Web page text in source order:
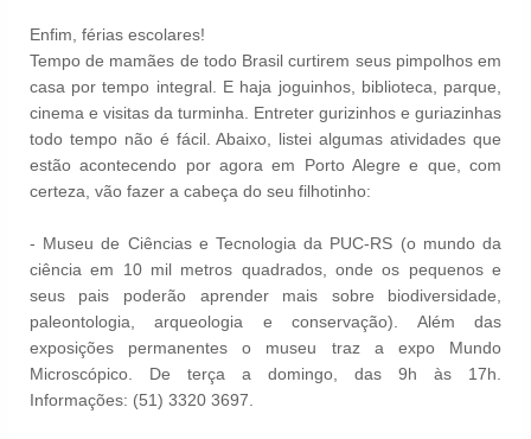
Enfim, férias escolares!
Tempo de mamães de todo Brasil curtirem seus pimpolhos em
casa por tempo integral. E haja joguinhos, biblioteca, parque,
cinema e visitas da turminha. Entreter gurizinhos e guriazinhas
todo tempo não é fácil. Abaixo, listei algumas atividades que
estão acontecendo por agora em Porto Alegre e que, com
certeza, vão fazer a cabeça do seu filhotinho:
- Museu de Ciências e Tecnologia da PUC-RS (o mundo da
ciência em 10 mil metros quadrados, onde os pequenos e
seus pais poderão aprender mais sobre biodiversidade,
paleontologia, arqueologia e conservação). Além das
exposições permanentes o museu traz a expo Mundo
Microscópico. De terça a domingo, das 9h às 17h.
Informações: (51) 3320 3697.